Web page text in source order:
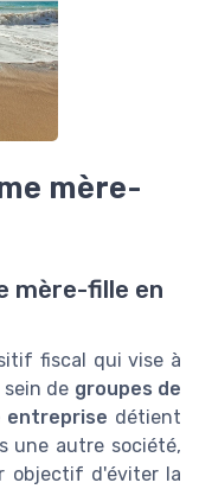
mère-
mère-fille en
fiscal qui vise à
sein de groupes de
entreprise détient
une autre société,
objectif d'éviter la